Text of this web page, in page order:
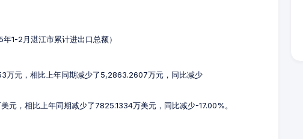
1-2月湛江市累计进出口总额）
万元，相比上年同期减少了5,2863.2607万元，同比减少
，相比上年同期减少了7825.1334万美元，同比减少-17.00%。